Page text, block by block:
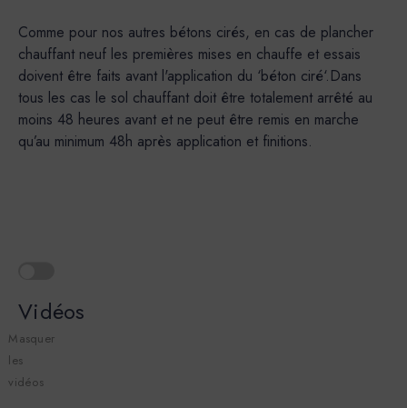
Comme pour nos autres bétons cirés, en cas de plancher
chauffant neuf les premières mises en chauffe et essais
doivent être faits avant l'application du ‘béton ciré‘.Dans
tous les cas le sol chauffant doit être totalement arrêté au
moins 48 heures avant et ne peut être remis en marche
qu’au minimum 48h après application et finitions.
Vidéos
Masquer
les
vidéos